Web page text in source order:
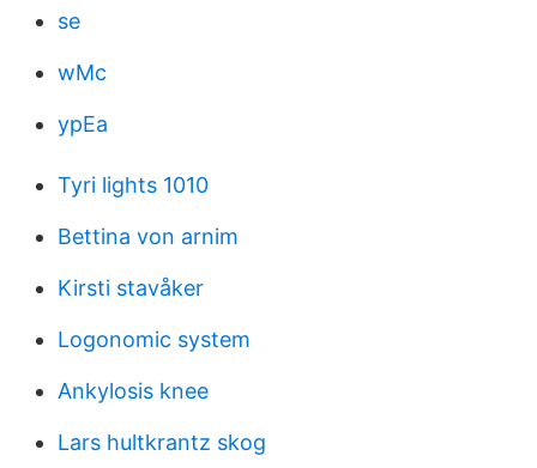
se
wMc
ypEa
Tyri lights 1010
Bettina von arnim
Kirsti stavåker
Logonomic system
Ankylosis knee
Lars hultkrantz skog